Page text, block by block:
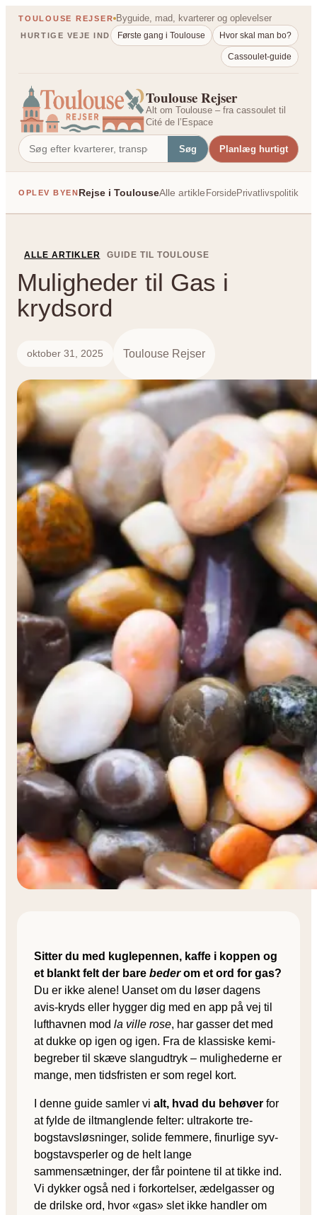
Spring
TOULOUSE REJSER Byguide, mad, kvarterer og oplevelser
HURTIGE VEJE IND Første gang i Toulouse Hvor skal man bo?
Cassoulet-guide
Toulouse Rejser
Alt om Toulouse – fra cassoulet til
Cité de l’Espace
Søg Planlæg hurtigt
OPLEV BYENRejse i ToulouseAlle artiklerPÅ TVÆRS AF
ForsidePrivatlivspolitik
ALLE ARTIKLER GUIDE TIL TOULOUSE
Muligheder til Gas i
krydsord
oktober 31, 2025 Toulouse Rejser
Sitter du med kuglepennen, kaffe i koppen og
et blankt felt der bare bederom et ord for gas?
Du er ikke alene! Uanset om du løser dagens
avis-kryds eller hygger dig med en app på vej til
lufthavnen mod la ville rose, har gasser det med
at dukke op igen og igen. Fra de klassiske kemi-
begreber til skæve slangudtryk – mulighederne er
mange, men tidsfristen er som regel kort.
I denne guide samler vi alt, hvad du behøver for
at fylde de iltmanglende felter: ultrakorte tre-
bogstavsløsninger, solide femmere, finurlige syv-
bogstavsperler og de helt lange
sammensætninger, der får pointene til at tikke ind.
Vi dykker også ned i forkortelser, ædelgasser og
de drilske ord, hvor «gas» slet ikke handler om